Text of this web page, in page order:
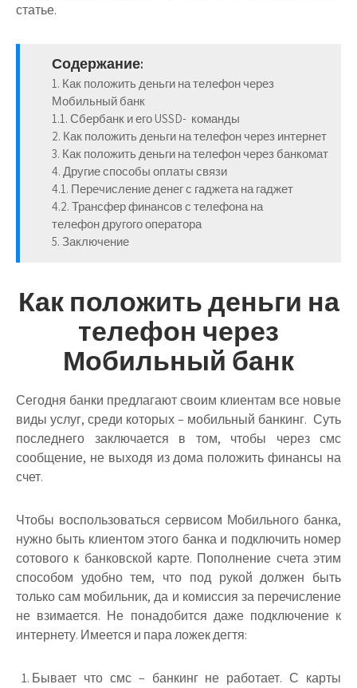
статье.
Содержание:
1. Как положить деньги на телефон через
Мобильный банк
1.1. Сбербанк и его USSD- команды
2. Как положить деньги на телефон через интернет
3. Как положить деньги на телефон через банкомат
4. Другие способы оплаты связи
4.1. Перечисление денег с гаджета на гаджет
4.2. Трансфер финансов с телефона на
телефон другого оператора
5. Заключение
Как положить деньги на
телефон через
Мобильный банк
Сегодня банки предлагают своим клиентам все новые
виды услуг, среди которых – мобильный банкинг. Суть
последнего заключается в том, чтобы через смс
сообщение, не выходя из дома положить финансы на
счет.
Чтобы воспользоваться сервисом Мобильного банка,
нужно быть клиентом этого банка и подключить номер
сотового к банковской карте. Пополнение счета этим
способом удобно тем, что под рукой должен быть
только сам мобильник, да и комиссия за перечисление
не взимается. Не понадобится даже подключение к
интернету. Имеется и пара ложек дегтя:
Бывает что смс – банкинг не работает. С карты